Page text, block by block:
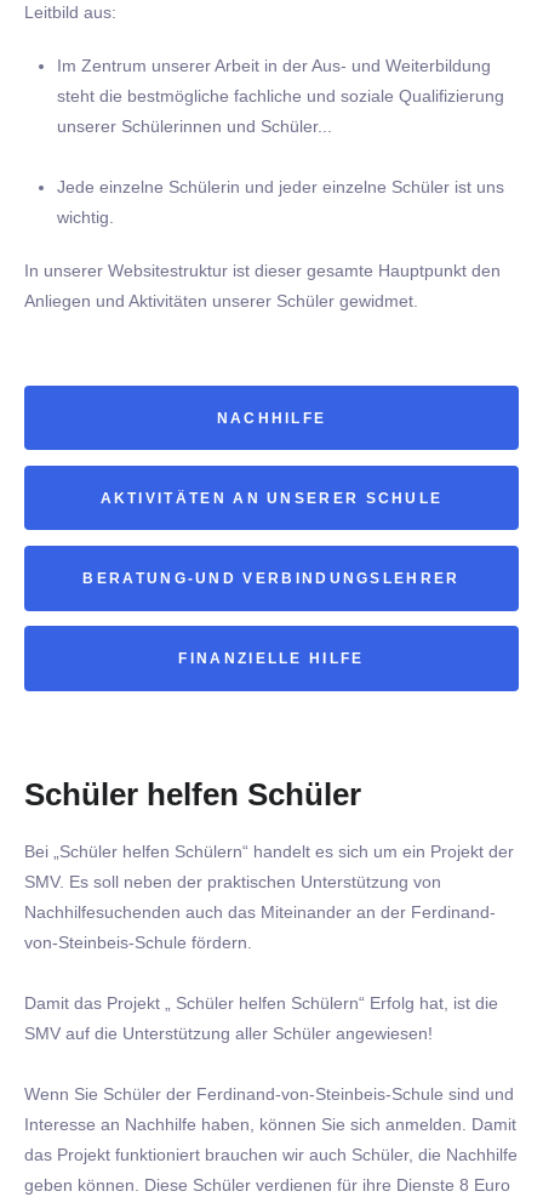
Leitbild aus:
Im Zentrum unserer Arbeit in der Aus- und Weiterbildung
steht die bestmögliche fachliche und soziale Qualifizierung
unserer Schülerinnen und Schüler...
Jede einzelne Schülerin und jeder einzelne Schüler ist uns
wichtig.
In unserer Websitestruktur ist dieser gesamte Hauptpunkt den
Anliegen und Aktivitäten unserer Schüler gewidmet.
NACHHILFE
AKTIVITÄTEN AN UNSERER SCHULE
BERATUNG-UND VERBINDUNGSLEHRER
FINANZIELLE HILFE
Schüler helfen Schüler
Bei „Schüler helfen Schülern“ handelt es sich um ein Projekt der
SMV. Es soll neben der praktischen Unterstützung von
Nachhilfesuchenden auch das Miteinander an der Ferdinand-
von-Steinbeis-Schule fördern.
Damit das Projekt „ Schüler helfen Schülern“ Erfolg hat, ist die
SMV auf die Unterstützung aller Schüler angewiesen!
Wenn Sie Schüler der Ferdinand-von-Steinbeis-Schule sind und
Interesse an Nachhilfe haben, können Sie sich anmelden. Damit
das Projekt funktioniert brauchen wir auch Schüler, die Nachhilfe
geben können. Diese Schüler verdienen für ihre Dienste 8 Euro